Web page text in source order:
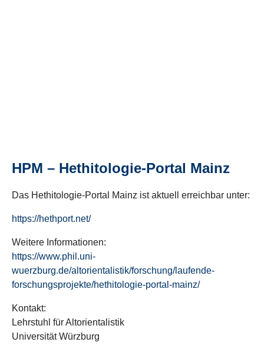
HPM – Hethitologie-Portal Mainz
Das Hethitologie-Portal Mainz ist aktuell erreichbar unter:
https://hethport.net/
Weitere Informationen:
https://www.phil.uni-
wuerzburg.de/altorientalistik/forschung/laufende-
forschungsprojekte/hethitologie-portal-mainz/
Kontakt:
Lehrstuhl für Altorientalistik
Universität Würzburg